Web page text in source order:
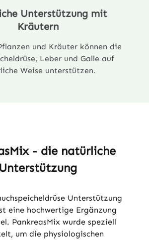
Unterstützung mit
Kräutern
und Kräuter können die
Leber und Galle auf
Weise unterstützen.
- die natürliche
Unterstützung
Unterstützung
eine hochwertige Ergänzung
PankreasMix wurde speziell
um die physiologischen